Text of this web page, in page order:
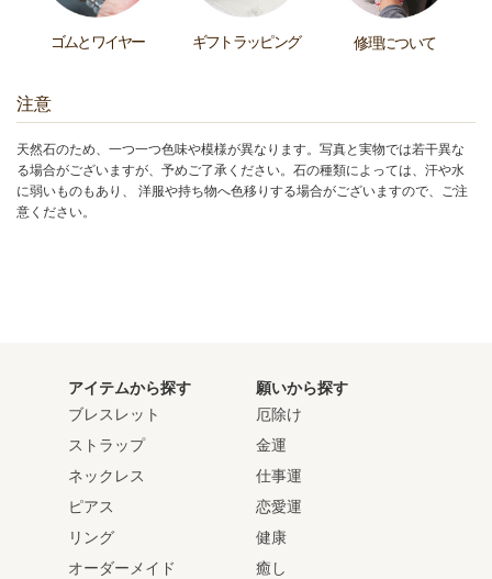
ゴムとワイヤー ギフトラッピング 修理について
注意
天然石のため、一つ一つ色味や模様が異なります。写真と実物では若干異な
る場合がございますが、予めご了承ください。石の種類によっては、汗や水
に弱いものもあり、 洋服や持ち物へ色移りする場合がございますので、ご注
意ください。
アイテムから探す
ブレスレット
ストラップ
ネックレス
ピアス
リング
オーダーメイド
願いから探す
厄除け
金運
仕事運
恋愛運
健康
癒し